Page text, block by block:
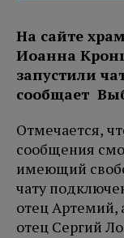
На сайте
Иоанна
запустили
сообщает
Отмечается,
сообщения
имеющий
чату
отец
отец Сергий